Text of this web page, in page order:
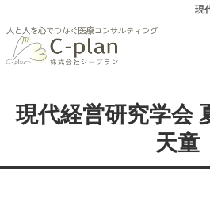
現
現代経営研究学会
天童